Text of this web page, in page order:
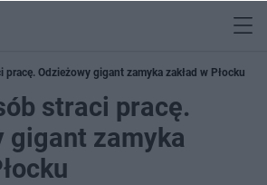
pracę. Odzieżowy gigant zamyka zakład w Płocku
straci pracę.
gigant zamyka